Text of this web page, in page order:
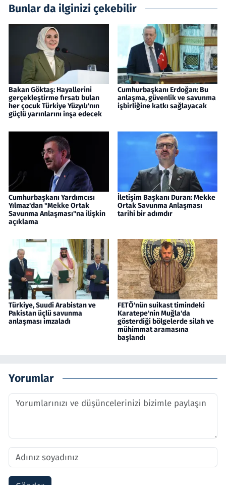
Bunlar da ilginizi çekebilir
Bakan Göktaş: Hayallerini
gerçekleştirme fırsatı bulan
her çocuk Türkiye Yüzyılı'nın
güçlü yarınlarını inşa edecek
Cumhurbaşkanı Erdoğan: Bu
anlaşma, güvenlik ve savunma
işbirliğine katkı sağlayacak
Cumhurbaşkanı Yardımcısı
Yılmaz'dan "Mekke Ortak
Savunma Anlaşması"na ilişkin
açıklama
İletişim Başkanı Duran: Mekke
Ortak Savunma Anlaşması
tarihi bir adımdır
Türkiye, Suudi Arabistan ve
Pakistan üçlü savunma
anlaşması imzaladı
FETÖ'nün suikast timindeki
Karatepe'nin Muğla'da
gösterdiği bölgelerde silah ve
mühimmat aramasına
başlandı
Yorumlar